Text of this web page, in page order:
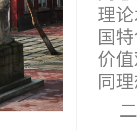
理
国
价
同